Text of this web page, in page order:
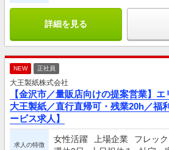
詳細を見る
NEW 正社員
大王製紙株式会社
【金沢市／量販店向けの提案営業】
大王製紙／直行直帰可・残業20h／福
ービス求人】
求人の特徴
女性活躍 上場企業 フレッ